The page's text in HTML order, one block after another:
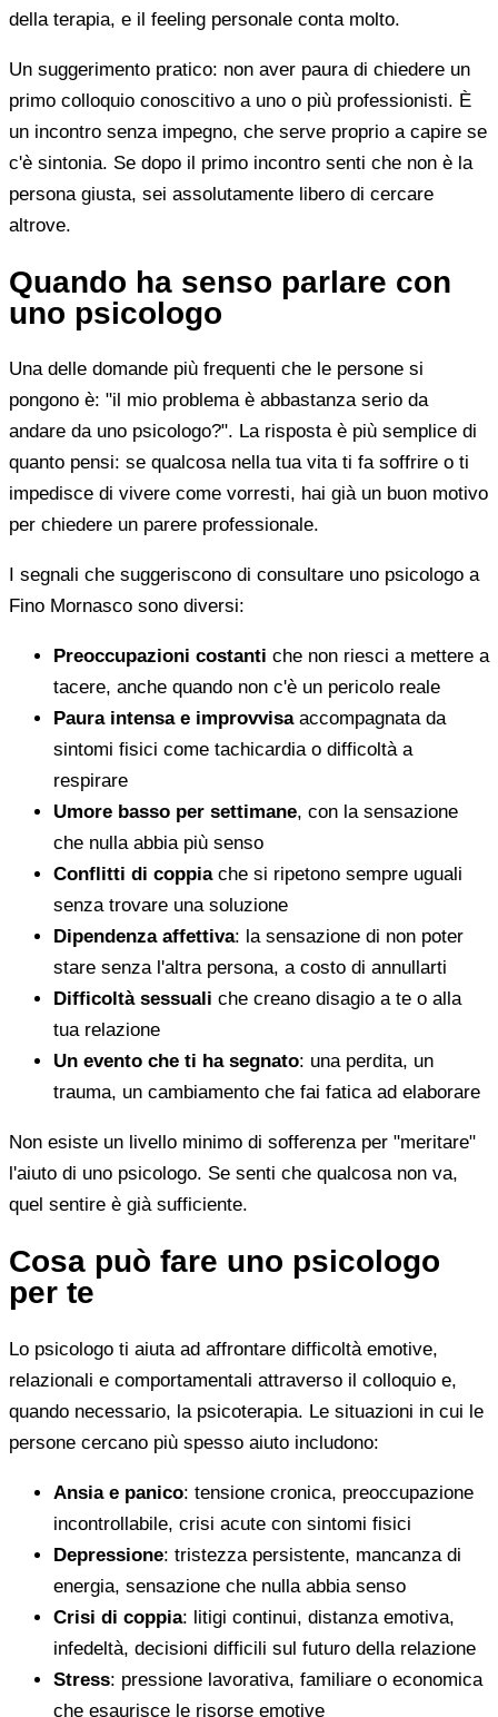
della terapia, e il feeling personale conta molto.
Un suggerimento pratico: non aver paura di chiedere un
primo colloquio conoscitivo a uno o più professionisti. È
un incontro senza impegno, che serve proprio a capire se
c'è sintonia. Se dopo il primo incontro senti che non è la
persona giusta, sei assolutamente libero di cercare
altrove.
Quando ha senso parlare con
uno psicologo
Una delle domande più frequenti che le persone si
pongono è: "il mio problema è abbastanza serio da
andare da uno psicologo?". La risposta è più semplice di
quanto pensi: se qualcosa nella tua vita ti fa soffrire o ti
impedisce di vivere come vorresti, hai già un buon motivo
per chiedere un parere professionale.
I segnali che suggeriscono di consultare uno psicologo a
Fino Mornasco sono diversi:
Preoccupazioni costanti che non riesci a mettere a
tacere, anche quando non c'è un pericolo reale
Paura intensa e improvvisaaccompagnata da
sintomi fisici come tachicardia o difficoltà a
respirare
Umore basso per settimane, con la sensazione
che nulla abbia più senso
Conflitti di coppiache si ripetono sempre uguali
senza trovare una soluzione
Dipendenza affettiva: la sensazione di non poter
stare senza l'altra persona, a costo di annullarti
Difficoltà sessuali che creano disagio a te o alla
tua relazione
Un evento che ti ha segnato: una perdita, un
trauma, un cambiamento che fai fatica ad elaborare
Non esiste un livello minimo di sofferenza per "meritare"
l'aiuto di uno psicologo. Se senti che qualcosa non va,
quel sentire è già sufficiente.
Cosa può fare uno psicologo
per te
Lo psicologo ti aiuta ad affrontare difficoltà emotive,
relazionali e comportamentali attraverso il colloquio e,
quando necessario, la psicoterapia. Le situazioni in cui le
persone cercano più spesso aiuto includono:
Ansia e panico: tensione cronica, preoccupazione
incontrollabile, crisi acute con sintomi fisici
Depressione: tristezza persistente, mancanza di
energia, sensazione che nulla abbia senso
Crisi di coppia: litigi continui, distanza emotiva,
infedeltà, decisioni difficili sul futuro della relazione
Stress: pressione lavorativa, familiare o economica
che esaurisce le risorse emotive